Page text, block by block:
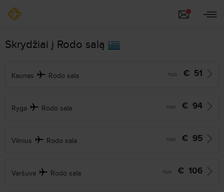
Skrydžiai į Rodo salą
Kaunas Rodo sala nuo € 51
Ryga Rodo sala nuo € 94
Vilnius Rodo sala nuo € 95
Varšuva Rodo sala nuo € 106